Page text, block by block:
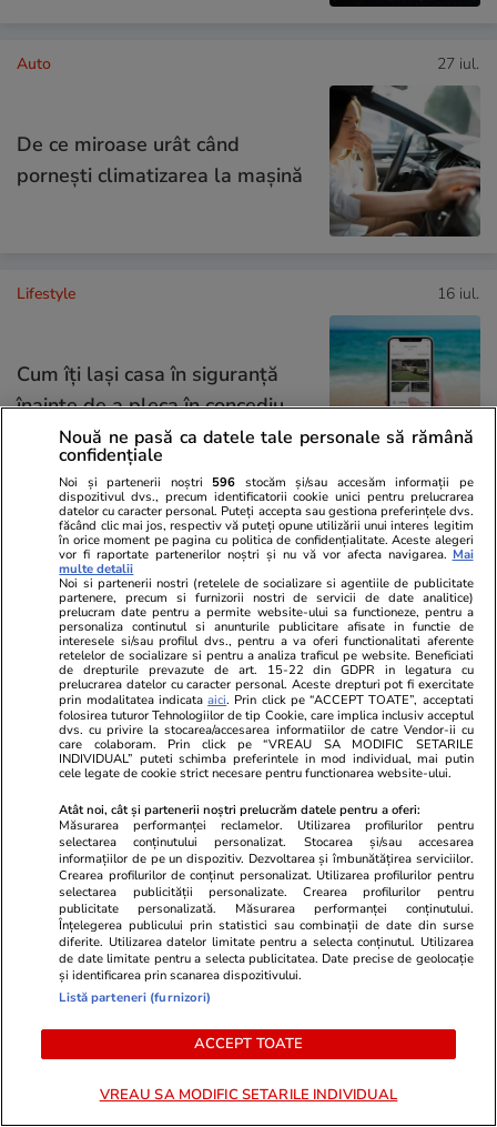
Auto 27 iul.
De ce miroase urât când
pornești climatizarea la mașină
Lifestyle 16 iul.
Cum îţi laşi casa în siguranţă
înainte de a pleca în concediu
Vacanțe și Cultură 22 iul.
Ce bacşiş ar trebui să dai la
hotel
Știri România 28 iul.
Profi retrage de urgență un lot
de stafide de la raft: s-au găsit
pesticide peste limita legală
Știri România
Un șofer de TIR român a
încercat să treacă peste
polițiștii de frontieră din Ruse
Nouă ne pasă ca datele tale personale să rămână
confidențiale
Noi și partenerii noștri 596 stocăm și/sau accesăm informații pe
dispozitivul dvs., precum identificatorii cookie unici pentru prelucrarea
datelor cu caracter personal. Puteți accepta sau gestiona preferințele dvs.
făcând clic mai jos, respectiv vă puteți opune utilizării unui interes legitim
în orice moment pe pagina cu politica de confidențialitate. Aceste alegeri
vor fi raportate partenerilor noștri și nu vă vor afecta navigarea. Mai
multe detalii
Noi si partenerii nostri (retelele de socializare si agentiile de publicitate
partenere, precum si furnizorii nostri de servicii de date analitice)
prelucram date pentru a permite website-ului sa functioneze, pentru a
personaliza continutul si anunturile publicitare afisate in functie de
interesele si/sau profilul dvs., pentru a va oferi functionalitati aferente
retelelor de socializare si pentru a analiza traficul pe website. Beneficiati
de drepturile prevazute de art. 15-22 din GDPR in legatura cu
prelucrarea datelor cu caracter personal. Aceste drepturi pot fi exercitate
prin modalitatea indicataaici. Prin click pe “ACCEPT TOATE”, acceptati
folosirea tuturor Tehnologiilor de tip Cookie, care implica inclusiv acceptul
dvs. cu privire la stocarea/accesarea informatiilor de catre Vendor-ii cu
care colaboram. Prin click pe “VREAU SA MODIFIC SETARILE
INDIVIDUAL” puteti schimba preferintele in mod individual, mai putin
cele legate de cookie strict necesare pentru functionarea website-ului.
Atât noi, cât și partenerii noștri prelucrăm datele pentru a oferi:
Măsurarea performanței reclamelor. Utilizarea profilurilor pentru
selectarea conținutului personalizat. Stocarea și/sau accesarea
informațiilor de pe un dispozitiv. Dezvoltarea și îmbunătățirea serviciilor.
Crearea profilurilor de conținut personalizat. Utilizarea profilurilor pentru
selectarea publicității personalizate. Crearea profilurilor pentru
publicitate personalizată. Măsurarea performanței conținutului.
Înțelegerea publicului prin statistici sau combinații de date din surse
diferite. Utilizarea datelor limitate pentru a selecta conținutul. Utilizarea
de date limitate pentru a selecta publicitatea. Date precise de geolocație
și identificarea prin scanarea dispozitivului.
Listă parteneri (furnizori)
ACCEPT TOATE
VREAU SA MODIFIC SETARILE INDIVIDUAL